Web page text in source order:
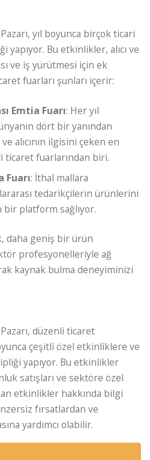
yıl boyunca birçok ticari
Bu etkinlikler, alıcı ve
ve iş yürütmesi için ek
fuarları şunları içerir:
Emtia Fuarı: Her yıl
dört bir yanından
alıcının ilgisini çeken en
ticaret fuarlarından biri.
Fuarı: İthal mallara
tedarikçilerin ürünlerini
platform sağlıyor.
daha geniş bir ürün
profesyonelleriyle ağ
kaynak bulma deneyiminizi
düzenli ticaret
çeşitli özel etkinliklere ve
yapıyor. Bu etkinlikler
satışları ve sektöre özel
etkinlikler hakkında bilgi
fırsatlardan ve
yardımcı olabilir.